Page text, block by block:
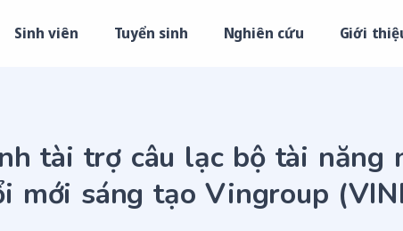
Sinh viên Tuyển sinh Nghiên cứu Giới
tài trợ câu lạc bộ tài năng
mới sáng tạo Vingroup